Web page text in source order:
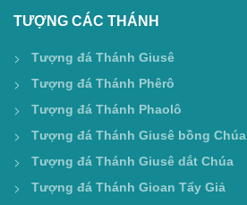
TƯỢNG CÁC THÁNH
Tượng đá Thánh Giusê
Tượng đá Thánh Phêrô
Tượng đá Thánh Phaolô
Tượng đá Thánh Giusê bồng Chúa
Tượng đá Thánh Giusê dắt Chúa
Tượng đá Thánh Gioan Tẩy Giả